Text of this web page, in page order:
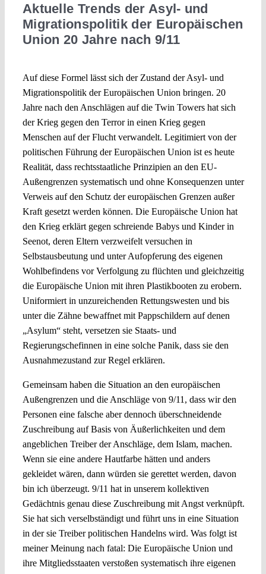
Aktuelle Trends der Asyl- und
Migrationspolitik der Europäischen
Union 20 Jahre nach 9/11
Auf diese Formel lässt sich der Zustand der Asyl- und
Migrationspolitik der Europäischen Union bringen. 20
Jahre nach den Anschlägen auf die Twin Towers hat sich
der Krieg gegen den Terror in einen Krieg gegen
Menschen auf der Flucht verwandelt. Legitimiert von der
politischen Führung der Europäischen Union ist es heute
Realität, dass rechtsstaatliche Prinzipien an den EU-
Außengrenzen systematisch und ohne Konsequenzen unter
Verweis auf den Schutz der europäischen Grenzen außer
Kraft gesetzt werden können. Die Europäische Union hat
den Krieg erklärt gegen schreiende Babys und Kinder in
Seenot, deren Eltern verzweifelt versuchen in
Selbstausbeutung und unter Aufopferung des eigenen
Wohlbefindens vor Verfolgung zu flüchten und gleichzeitig
die Europäische Union mit ihren Plastikbooten zu erobern.
Uniformiert in unzureichenden Rettungswesten und bis
unter die Zähne bewaffnet mit Pappschildern auf denen
„Asylum“ steht, versetzen sie Staats- und
Regierungschefinnen in eine solche Panik, dass sie den
Ausnahmezustand zur Regel erklären.
Gemeinsam haben die Situation an den europäischen
Außengrenzen und die Anschläge von 9/11, dass wir den
Personen eine falsche aber dennoch überschneidende
Zuschreibung auf Basis von Äußerlichkeiten und dem
angeblichen Treiber der Anschläge, dem Islam, machen.
Wenn sie eine andere Hautfarbe hätten und anders
gekleidet wären, dann würden sie gerettet werden, davon
bin ich überzeugt. 9/11 hat in unserem kollektiven
Gedächtnis genau diese Zuschreibung mit Angst verknüpft.
Sie hat sich verselbständigt und führt uns in eine Situation
in der sie Treiber politischen Handelns wird. Was folgt ist
meiner Meinung nach fatal: Die Europäische Union und
ihre Mitgliedsstaaten verstoßen systematisch ihre eigenen